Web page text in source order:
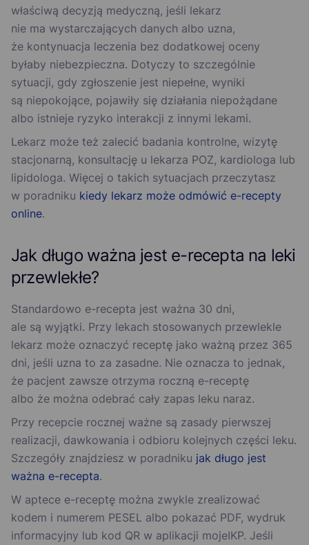
właściwą decyzją medyczną, jeśli lekarz
nie ma wystarczających danych albo uzna,
że kontynuacja leczenia bez dodatkowej oceny
byłaby niebezpieczna. Dotyczy to szczególnie
sytuacji, gdy zgłoszenie jest niepełne, wyniki
są niepokojące, pojawiły się działania niepożądane
albo istnieje ryzyko interakcji z innymi lekami.
Lekarz może też zalecić badania kontrolne, wizytę
stacjonarną, konsultację u lekarza POZ, kardiologa lub
lipidologa. Więcej o takich sytuacjach przeczytasz
w poradniku kiedy lekarz może odmówić e-recepty
online.
Jak długo ważna jest e-recepta na leki
przewlekłe?
Standardowo e-recepta jest ważna 30 dni,
ale są wyjątki. Przy lekach stosowanych przewlekle
lekarz może oznaczyć receptę jako ważną przez 365
dni, jeśli uzna to za zasadne. Nie oznacza to jednak,
że pacjent zawsze otrzyma roczną e-receptę
albo że można odebrać cały zapas leku naraz.
Przy recepcie rocznej ważne są zasady pierwszej
realizacji, dawkowania i odbioru kolejnych części leku.
Szczegóły znajdziesz w poradniku jak długo jest
ważna e-recepta.
W aptece e-receptę można zwykle zrealizować
kodem i numerem PESEL albo pokazać PDF, wydruk
informacyjny lub kod QR w aplikacji mojeIKP. Jeśli